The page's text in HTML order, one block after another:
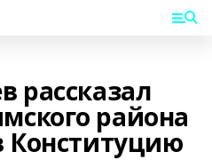
рассказал
района
Конституцию